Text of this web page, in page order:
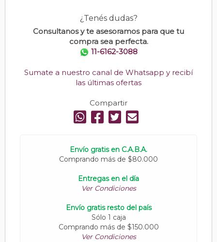
¿Tenés dudas?
Consultanos y te asesoramos para que tu
compra sea perfecta.
11-6162-3088
Sumate a nuestro canal de Whatsapp y recibí
las últimas ofertas
Compartir
Envío gratis en C.A.B.A.
Comprando más de $80.000
Entregas en el día
Ver Condiciones
Envío gratis resto del país
Sólo 1 caja
Comprando más de $150.000
Ver Condiciones